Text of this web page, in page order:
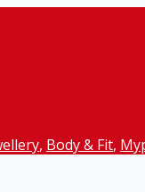
, Body & Fit,